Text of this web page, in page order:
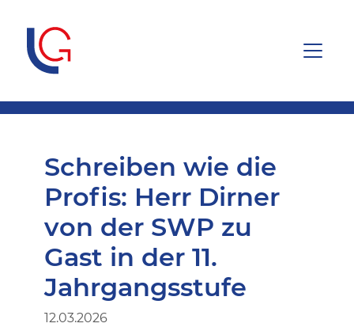
Schreiben wie die
Profis: Herr Dirner
von der SWP zu
Gast in der 11.
Jahrgangsstufe
12.03.2026